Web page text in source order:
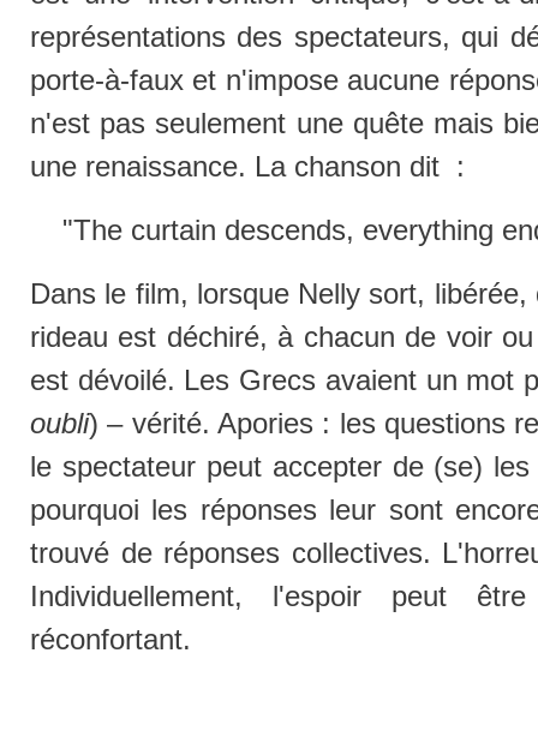
représentations des spectateurs, qui
porte-à-faux et n'impose aucune
n'est pas seulement une quête mais
une renaissance. La chanson dit :
"The curtain descends, everything
Dans le film, lorsque Nelly sort,
rideau est déchiré, à chacun de voir
est dévoilé. Les Grecs avaient un mot
oubli) – vérité. Apories : les questions
le spectateur peut accepter de (se)
pourquoi les réponses leur sont
trouvé de réponses collectives.
Individuellement, l'espoir peut
réconfortant.